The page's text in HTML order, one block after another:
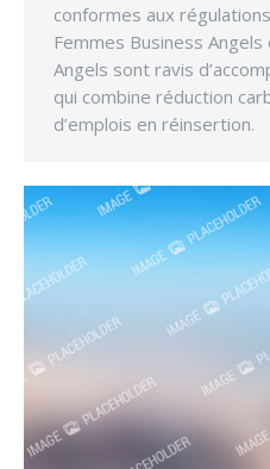
conformes aux
Femmes Business
Angels sont ravis
qui combine réduction
d’emplois en réinsertion.